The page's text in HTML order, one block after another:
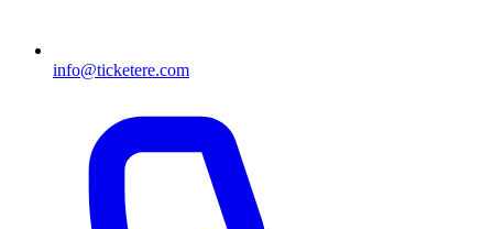
info@ticketere.com